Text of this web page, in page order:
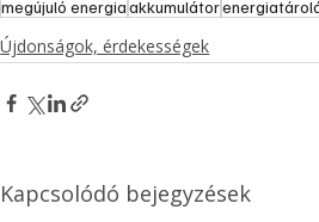
megújuló energiaakkumulátor
Újdonságok, érdekességek
Kapcsolódó bejegyzések